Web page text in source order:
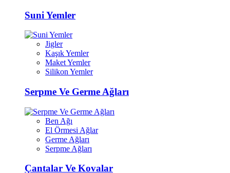
Suni Yemler
Jigler
Kaşık Yemler
Maket Yemler
Silikon Yemler
Serpme Ve Germe Ağları
Ben Ağı
El Örmesi Ağlar
Germe Ağları
Serpme Ağları
Çantalar Ve Kovalar